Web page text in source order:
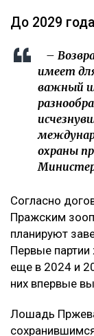
До 2029
–
имеет
важный
охраны
Согласно
Пражским
планируют
Первые
еще в 2024 и
них впервые
Лошадь